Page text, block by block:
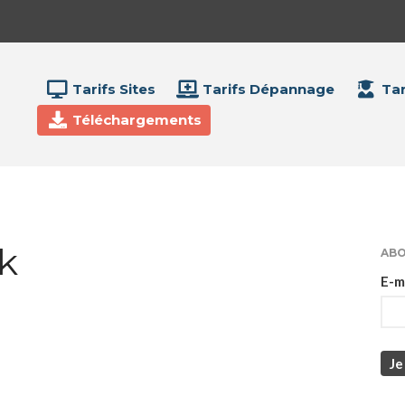
Tarifs Sites Tarifs Dépannage
Téléchargements
E-